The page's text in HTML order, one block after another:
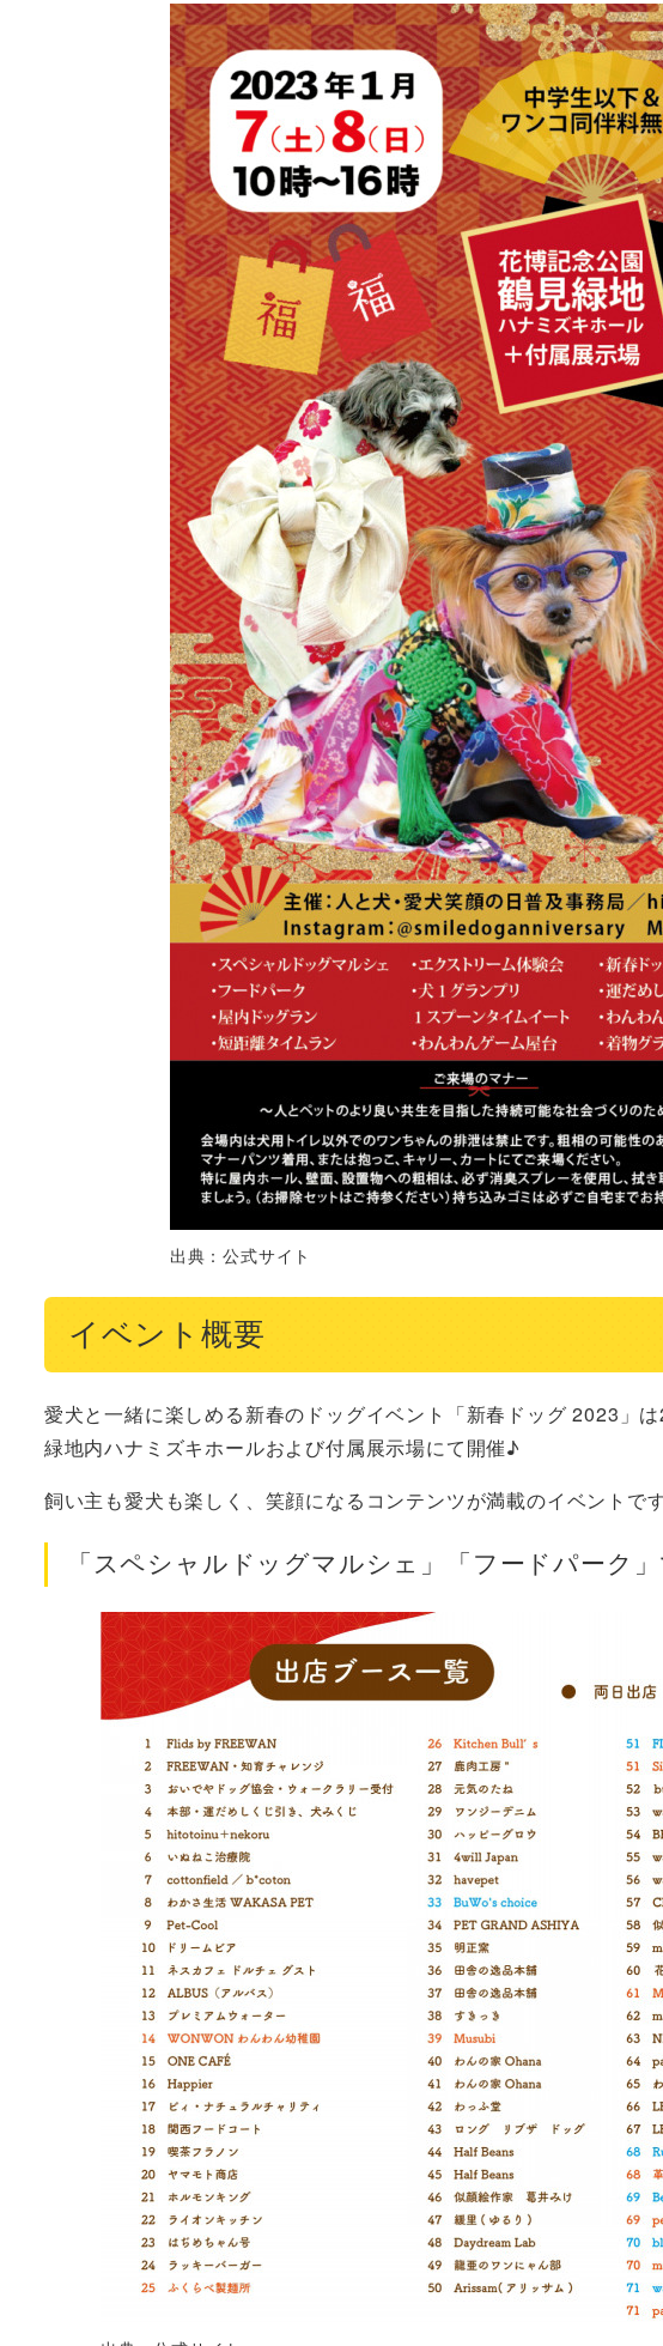
出典：公式サイト
イベント概要
愛犬と一緒に楽しめる新春のドッグイベント「新春ドッグ 2023」
緑地内ハナミズキホールおよび付属展⽰場にて開催♪
飼い主も愛犬も楽しく、笑顔になるコンテンツが満載のイベントで
「スペシャルドッグマルシェ」「フードパーク」